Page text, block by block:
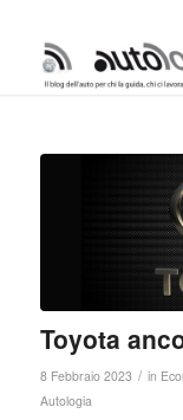
Toyota
8 Febbraio 2023 / in
Autologia